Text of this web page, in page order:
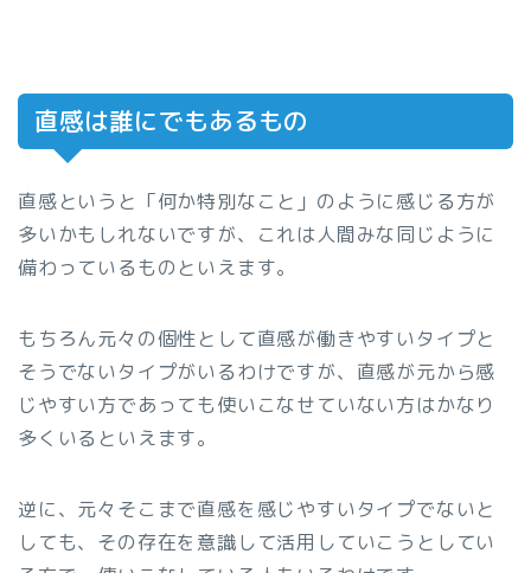
直感は誰にでもあるもの
直感というと「何か特別なこと」のように感じる方が
多いかもしれないですが、これは人間みな同じように
備わっているものといえます。
もちろん元々の個性として直感が働きやすいタイプと
そうでないタイプがいるわけですが、直感が元から感
じやすい方であっても使いこなせていない方はかなり
多くいるといえます。
逆に、元々そこまで直感を感じやすいタイプでないと
しても、その存在を意識して活用していこうとしてい